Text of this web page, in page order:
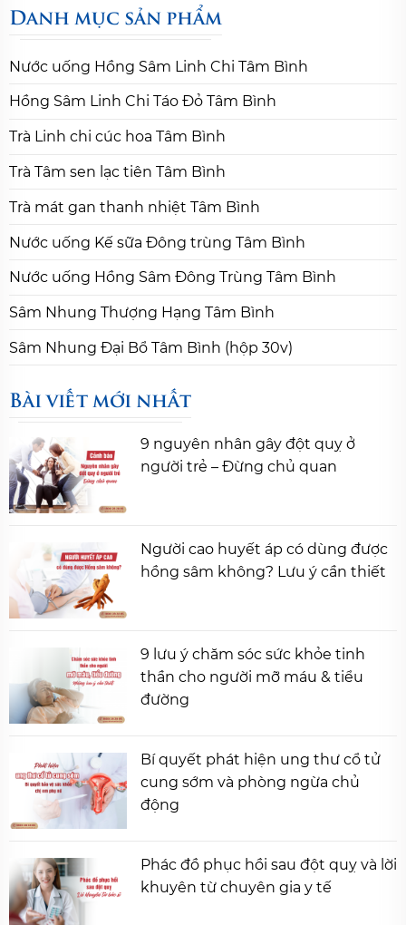
Danh mục sản phẩm
Nước uống Hồng Sâm Linh Chi Tâm Bình
Hồng Sâm Linh Chi Táo Đỏ Tâm Bình
Trà Linh chi cúc hoa Tâm Bình
Trà Tâm sen lạc tiên Tâm Bình
Trà mát gan thanh nhiệt Tâm Bình
Nước uống Kế sữa Đông trùng Tâm Bình
Nước uống Hồng Sâm Đông Trùng Tâm Bình
Sâm Nhung Thượng Hạng Tâm Bình
Sâm Nhung Đại Bổ Tâm Bình (hộp 30v)
Bài viết mới nhất
9 nguyên nhân gây đột quỵ ở
người trẻ – Đừng chủ quan
Người cao huyết áp có dùng được
hồng sâm không? Lưu ý cần thiết
9 lưu ý chăm sóc sức khỏe tinh
thần cho người mỡ máu & tiểu
đường
Bí quyết phát hiện ung thư cổ tử
cung sớm và phòng ngừa chủ
động
Phác đồ phục hồi sau đột quỵ và lời
khuyên từ chuyên gia y tế